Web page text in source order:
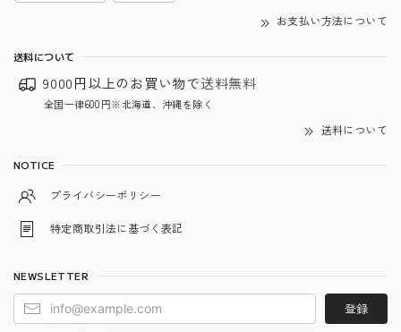
お支払い方法について
送料について
9000円以上のお買い物で送料無料
全国一律600円※北海道、沖縄を除く
送料について
NOTICE
プライバシーポリシー
特定商取引法に基づく表記
NEWSLETTER
登録